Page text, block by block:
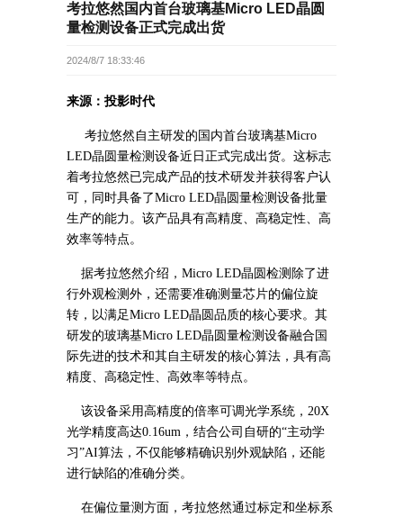
考拉悠然国内首台玻璃基Micro LED晶圆
量检测设备正式完成出货
2024/8/7 18:33:46
来源：投影时代
考拉悠然自主研发的国内首台玻璃基Micro
LED晶圆量检测设备近日正式完成出货。这标志
着考拉悠然已完成产品的技术研发并获得客户认
可，同时具备了Micro LED晶圆量检测设备批量
生产的能力。该产品具有高精度、高稳定性、高
效率等特点。
据考拉悠然介绍，Micro LED晶圆检测除了进
行外观检测外，还需要准确测量芯片的偏位旋
转，以满足Micro LED晶圆品质的核心要求。其
研发的玻璃基Micro LED晶圆量检测设备融合国
际先进的技术和其自主研发的核心算法，具有高
精度、高稳定性、高效率等特点。
该设备采用高精度的倍率可调光学系统，20X
光学精度高达0.16um，结合公司自研的“主动学
习”AI算法，不仅能够精确识别外观缺陷，还能
进行缺陷的准确分类。
在偏位量测方面，考拉悠然通过标定和坐标系